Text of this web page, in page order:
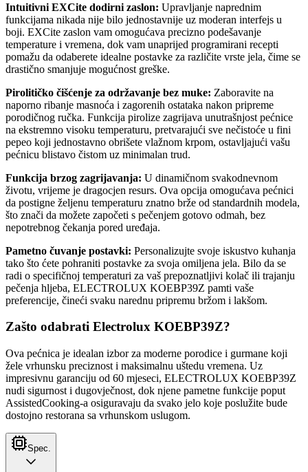
Intuitivni EXCite dodirni zaslon: Upravljanje naprednim
funkcijama nikada nije bilo jednostavnije uz moderan interfejs u
boji. EXCite zaslon vam omogućava precizno podešavanje
temperature i vremena, dok vam unaprijed programirani recepti
pomažu da odaberete idealne postavke za različite vrste jela, čime se
drastično smanjuje mogućnost greške.
Pirolitičko čišćenje za održavanje bez muke: Zaboravite na
naporno ribanje masnoća i zagorenih ostataka nakon pripreme
porodičnog ručka. Funkcija pirolize zagrijava unutrašnjost pećnice
na ekstremno visoku temperaturu, pretvarajući sve nečistoće u fini
pepeo koji jednostavno obrišete vlažnom krpom, ostavljajući vašu
pećnicu blistavo čistom uz minimalan trud.
Funkcija brzog zagrijavanja: U dinamičnom svakodnevnom
životu, vrijeme je dragocjen resurs. Ova opcija omogućava pećnici
da postigne željenu temperaturu znatno brže od standardnih modela,
što znači da možete započeti s pečenjem gotovo odmah, bez
nepotrebnog čekanja pored uređaja.
Pametno čuvanje postavki: Personalizujte svoje iskustvo kuhanja
tako što ćete pohraniti postavke za svoja omiljena jela. Bilo da se
radi o specifičnoj temperaturi za vaš prepoznatljivi kolač ili trajanju
pečenja hljeba, ELECTROLUX KOEBP39Z pamti vaše
preferencije, čineći svaku narednu pripremu bržom i lakšom.
Zašto odabrati Electrolux KOEBP39Z?
Ova pećnica je idealan izbor za moderne porodice i gurmane koji
žele vrhunsku preciznost i maksimalnu uštedu vremena. Uz
impresivnu garanciju od 60 mjeseci, ELECTROLUX KOEBP39Z
nudi sigurnost i dugovječnost, dok njene pametne funkcije poput
AssistedCooking-a osiguravaju da svako jelo koje poslužite bude
dostojno restorana sa vrhunskom uslugom.
Spec.